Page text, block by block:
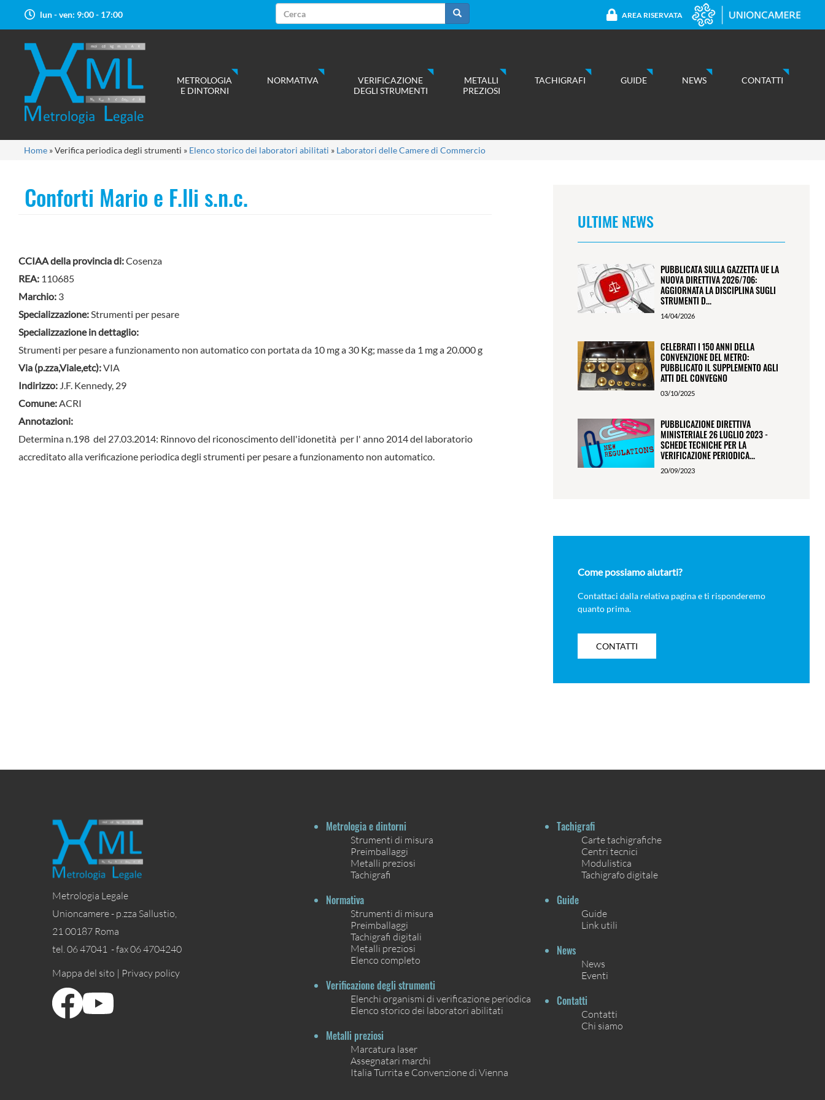
contenuto
principale
lun - ven: 9:00 - 17:00 Form
di
Cerca
AREA RISERVATA
METROLOGIA
E DINTORNI
NORMATIVA
VERIFICAZIONE
DEGLI STRUMENTI
METALLI
PREZIOSI
TACHIGRAFI GUIDE NEWS CONTATTI
Tu
qui
Home »Verifica periodica degli strumenti » Elenco storico dei laboratori abilitati » Laboratori delle Camere di Commercio
Conforti Mario e F.lli s.n.c.
CCIAA della provincia di:Cosenza
REA: 110685
Marchio: 3
Specializzazione:Strumenti per pesare
Specializzazione in dettaglio:
Strumenti per pesare a funzionamento non automatico con portata da 10 mg a 30 Kg; masse da 1 mg a 20.000 g
Via (p.zza,Viale,etc):VIA
Indirizzo: J.F. Kennedy, 29
Comune:ACRI
Annotazioni:
Determina n.198 del 27.03.2014: Rinnovo del riconoscimento dell'idonetità per l' anno 2014 del laboratorio
accreditato alla verificazione periodica degli strumenti per pesare a funzionamento non automatico.
ULTIME NEWS
PUBBLICATA SULLA GAZZETTA UE LA
NUOVA DIRETTIVA 2026/706:
AGGIORNATA LA DISCIPLINA SUGLI
STRUMENTI D...
14/04/2026
CELEBRATI I 150 ANNI DELLA
CONVENZIONE DEL METRO:
PUBBLICATO IL SUPPLEMENTO AGLI
ATTI DEL CONVEGNO
03/10/2025
PUBBLICAZIONE DIRETTIVA
MINISTERIALE 26 LUGLIO 2023 -
SCHEDE TECNICHE PER LA
VERIFICAZIONE PERIODICA...
20/09/2023
Come possiamo aiutarti?
Contattaci dalla relativa pagina e ti risponderemo
quanto prima.
CONTATTI
Metrologia Legale
Unioncamere - p.zza Sallustio,
21 00187 Roma
tel. 06 47041 - fax 06 4704240
Mappa del sito | Privacy policy
Metrologia e dintorni
Strumenti di misura
Preimballaggi
Metalli preziosi
Tachigrafi
Normativa
Strumenti di misura
Preimballaggi
Tachigrafi digitali
Metalli preziosi
Elenco completo
Verificazione degli strumenti
Elenchi organismi di verificazione periodica
Elenco storico dei laboratori abilitati
Metalli preziosi
Marcatura laser
Assegnatari marchi
Italia Turrita e Convenzione di Vienna
Tachigrafi
Carte tachigrafiche
Centri tecnici
Modulistica
Tachigrafo digitale
Guide
Guide
Link utili
News
News
Eventi
Contatti
Contatti
Chi siamo